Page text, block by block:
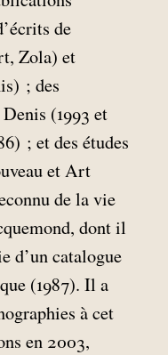
de
Zola) et
; des
(1993 et
; et des études
et Art
de la vie
dont il
d’un catalogue
(1987). Il a
à cet
en 2003,